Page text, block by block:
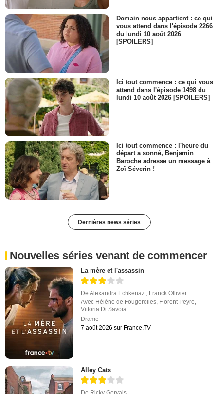
Demain nous appartient : ce qui
vous attend dans l'épisode 2266
du lundi 10 août 2026
[SPOILERS]
Ici tout commence : ce qui vous
attend dans l'épisode 1498 du
lundi 10 août 2026 [SPOILERS]
Ici tout commence : l'heure du
départ a sonné, Benjamin
Baroche adresse un message à
Zoï Séverin !
Dernières news séries
Nouvelles séries venant de commencer
La mère et l'assassin
DeAlexandra Echkenazi, Franck Ollivier
Avec Hélène de Fougerolles, Florent Peyre,
Vittoria Di Savoia
Drame
7 août 2026 sur France.TV
Alley Cats
De Ricky Gervais